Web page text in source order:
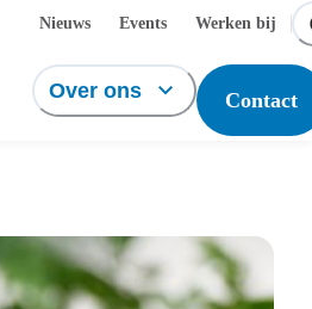
Nieuws Events Werken bij
Over ons Contact